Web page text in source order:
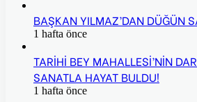
BAŞKAN YILMAZ’DAN DÜĞÜN
1 hafta önce
TARİHİ BEY MAHALLESİ’NİN
SANATLA HAYAT BULDU!
1 hafta önce